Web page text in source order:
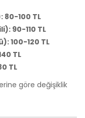
100 TL
90-110 TL
100-120 TL
TL
TL
göre değişiklik